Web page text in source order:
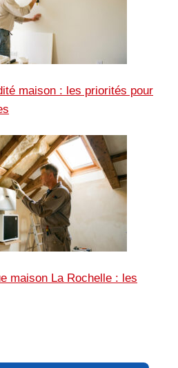
maison : les priorités pour
maison La Rochelle : les